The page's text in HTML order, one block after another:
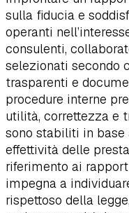
sulla fiducia e
operanti
consulenti,
selezionati secondo
trasparenti e
procedure interne
utilità, correttezza e
sono stabiliti in
effettività delle
riferimento ai
impegna a
rispettoso della